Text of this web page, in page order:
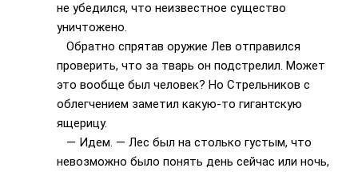
не убедился, что неизвестное существо
уничтожено.
Обратно спрятав оружие Лев отправился
проверить, что за тварь он подстрелил. Может
это вообще был человек? Но Стрельников с
облегчением заметил какую-то гигантскую
ящерицу.
— Идем. — Лес был на столько густым, что
невозможно было понять день сейчас или ночь,